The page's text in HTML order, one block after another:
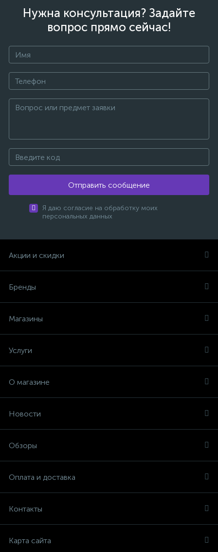
Нужна консультация? Задайте
вопрос прямо сейчас!
Отправить сообщение
Я даю согласие на обработку моих
персональных данных
Акции и скидки
Бренды
Магазины
Услуги
О магазине
Новости
Обзоры
Оплата и доставка
Контакты
Карта сайта